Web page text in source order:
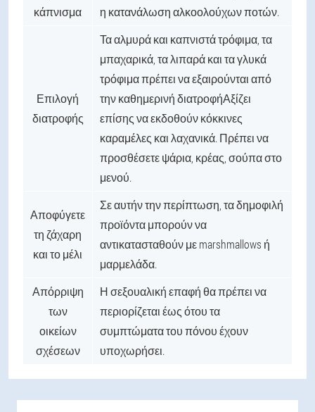
κάπνισμα
η κατανάλωση αλκοολούχων ποτών.
Επιλογή
διατροφής
Τα αλμυρά και καπνιστά τρόφιμα, τα
μπαχαρικά, τα λιπαρά και τα γλυκά
τρόφιμα πρέπει να εξαιρούνται από
την καθημερινή διατροφήΑξίζει
επίσης να εκδοθούν κόκκινες
καραμέλες και λαχανικά. Πρέπει να
προσθέσετε ψάρια, κρέας, σούπα στο
μενού.
Αποφύγετε
τη ζάχαρη
και το μέλι
Σε αυτήν την περίπτωση, τα δημοφιλή
προϊόντα μπορούν να
αντικατασταθούν με marshmallows ή
μαρμελάδα.
Απόρριψη
των
οικείων
σχέσεων
Η σεξουαλική επαφή θα πρέπει να
περιορίζεται έως ότου τα
συμπτώματα του πόνου έχουν
υποχωρήσει.